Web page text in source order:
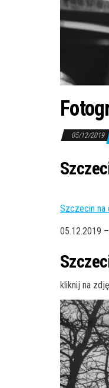
05/12/2019
Szczecin na
05.12.2019
kliknij na